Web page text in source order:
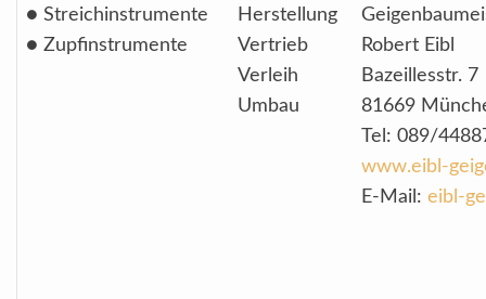
● Streichinstrumente
● Zupfinstrumente
Herstellung
Vertrieb
Verleih
Umbau
Robert Eibl
Bazeillesstr. 7
81669
Tel: 089/
www.eibl-
E-Mail: eibl-